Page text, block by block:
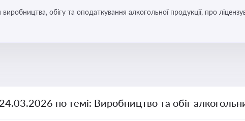
обігу та оподаткування алкогольної продукції, про
по темі: Виробництво та обіг